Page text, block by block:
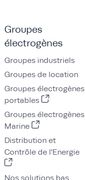
Groupes
électrogènes
Groupes industriels
Groupes de location
Groupes électrogènes
portables
Groupes électrogènes
Marine
Distribution et
Contrôle de l'Energie
Nos solutions bas